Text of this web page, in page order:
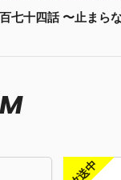
七十四話 〜止まら